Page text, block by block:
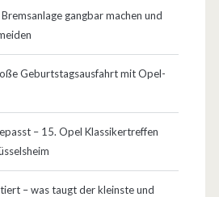
gangbar machen und
Geburtstagsausfahrt mit Opel-
– 15. Opel Klassikertreffen
– was taugt der kleinste und